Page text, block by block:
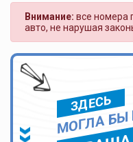
Внимание: все номера
авто, не нарушая
ЗДЕСЬ
МОГЛА